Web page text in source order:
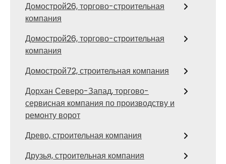
Домострой26, торгово-строительная
компания
Домострой26, торгово-строительная
компания
Домострой72, строительная компания
Дорхан Северо-Запад, торгово-
сервисная компания по производству и
ремонту ворот
Древо, строительная компания
Друзья, строительная компания